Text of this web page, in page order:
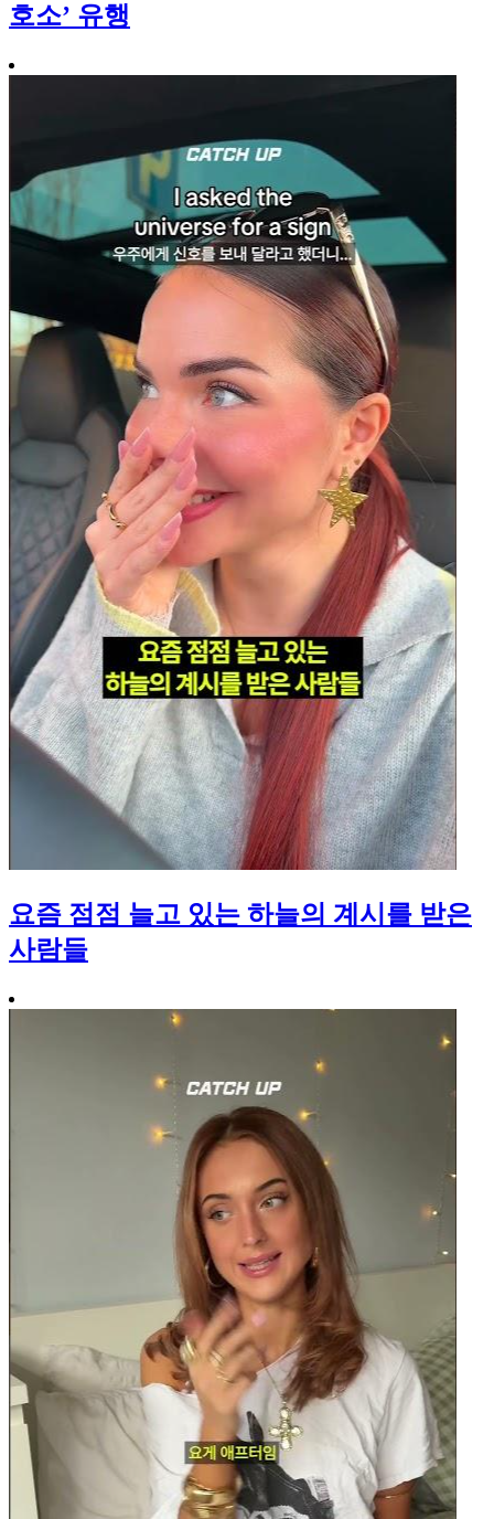
호소’ 유행
요즘 점점 늘고 있는 하늘의 계시를 받은
사람들